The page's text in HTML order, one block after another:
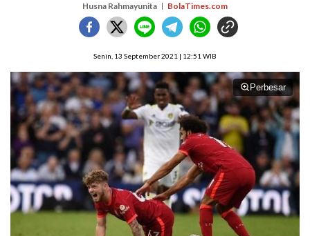
Husna Rahmayunita BolaTimes.com
Senin, 13 September 2021 | 12:51 WIB
Perbesar